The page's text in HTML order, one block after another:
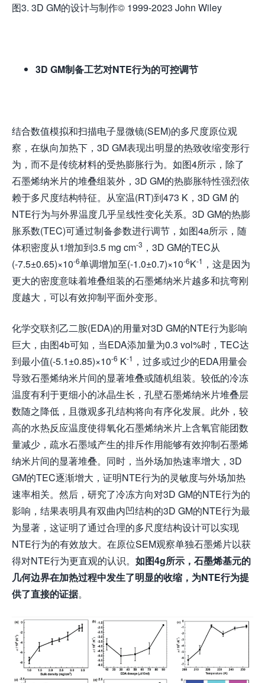
图3. 3D GM的设计与制作© 1999-2023 John Wiley
3D GM制备工艺对NTE行为的可控调节
结合数值模拟和扫描电子显微镜(SEM)的多尺度原位观
察，在纵向加热下，3D GM表现出明显的热致收缩变形行
为，而不是传统材料的受热膨胀行为。如图4所示，除了
石墨烯纳米片的堆叠组装外，3D GM的热膨胀特性强烈依
赖于多尺度结构特征。从室温(RT)到473 K，3D GM 的
NTE行为与外界温度几乎呈线性变化关系。3D GM的热膨
胀系数(TEC)可通过制备参数进行调节，如图4a所示，随
体积密度从1增加到3.5 mg cm-3 ，3D GM的TEC从
(-7.5±0.65)×10-6单调增加至(-1.0±0.7)×10-6K-1 ，这是因为
更大的密度意味着堆叠组装的石墨烯纳米片越多和抗弯刚
度越大，可以有效抑制平面外变形。
化学交联剂乙二胺(EDA)的用量对3D GM的NTE行为影响
巨大，由图4b可知，当EDA添加量为0.3 vol%时，TEC达
到最小值(-5.1±0.85)×10-6 K-1 ，过多或过少的EDA用量会
导致石墨烯纳米片间的显著堆叠或随机组装。较低的冷冻
温度有利于更细小的冰晶生长，孔壁石墨烯纳米片堆叠层
数随之降低，且微观多孔结构将向有序化发展。此外，较
高的水热反应温度使得氧化石墨烯纳米片上含氧官能团数
量减少，疏水石墨域产生的排斥作用能够有效抑制石墨烯
纳米片间的显著堆叠。同时，当外场加热速率增大，3D
GM的TEC逐渐增大，证明NTE行为的灵敏度与外场加热
速率相关。然后，研究了冷冻方向对3D GM的NTE行为的
影响，结果表明具有双曲内凹结构的3D GM的NTE行为最
为显著，这证明了通过合理的多尺度结构设计可以实现
NTE行为的有效放大。在原位SEM观察单独石墨烯片以获
得对NTE行为更直观的认识。 如图4g所示，石墨烯基元的
几何边界在加热过程中发生了明显的收缩，为NTE行为提
供了直接的证据。